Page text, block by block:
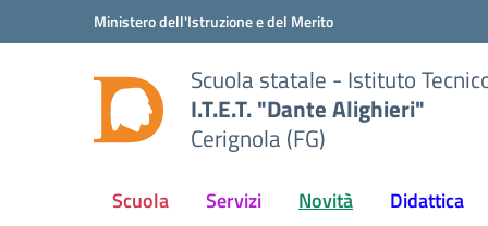
Vai ai contenuti
Vai al menu di navigazioneMinistero dell'Istruzione e del Merito
Scuola statale - Istituto
I.T.E.T. "Dante Alighieri"
Cerignola (FG)
Scuola Servizi Novità Didattica